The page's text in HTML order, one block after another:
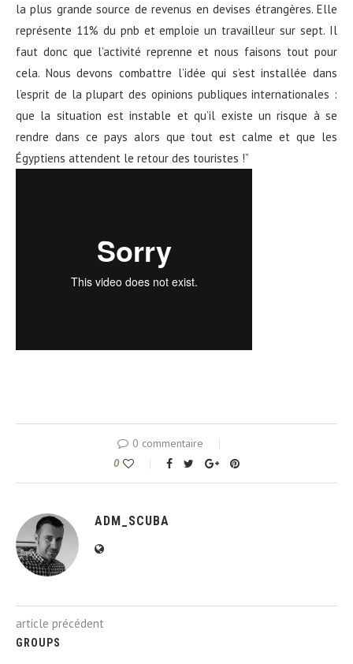
la plus grande source de revenus en devises étrangères. Elle
représente 11% du pnb et emploie un travailleur sur sept. Il
faut donc que l’activité reprenne et nous faisons tout pour
cela. Nous devons combattre l’idée qui s’est installée dans
l’esprit de la plupart des opinions publiques internationales :
que la situation est instable et qu’il existe un risque à se
rendre dans ce pays alors que tout est calme et que les
Égyptiens attendent le retour des touristes !”
0 commentaire
0
ADM_SCUBA
article précédent
GROUPS